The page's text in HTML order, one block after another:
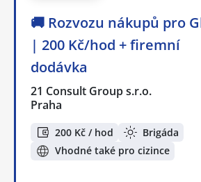
🚚 Rozvozu nákupů pro
| 200 Kč/hod + firemní
dodávka
21 Consult Group s.r.o.
Praha
200 Kč / hod
Brigáda
Vhodné také pro cizince